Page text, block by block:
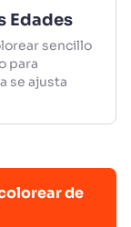
Edades
sencillo
para
se ajusta
de